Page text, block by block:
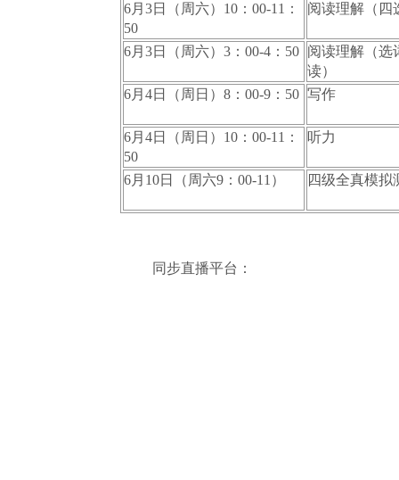
6月3日（周六） 10：00-11：
50
阅读理解（四
6月3日（周六） 3：00-4：50 阅读理解（选
读）
6月4日（周日） 8：00-9：50 写作
6月4日（周日） 10：00-11：
50
听力
6月10日（周六9：00-11）
四级全真模拟
同步直播平台：